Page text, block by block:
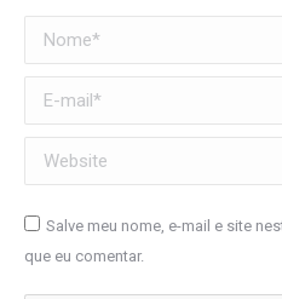
Nome *
E-mail *
Website
Salve meu nome, e-mail e site
que eu comentar.